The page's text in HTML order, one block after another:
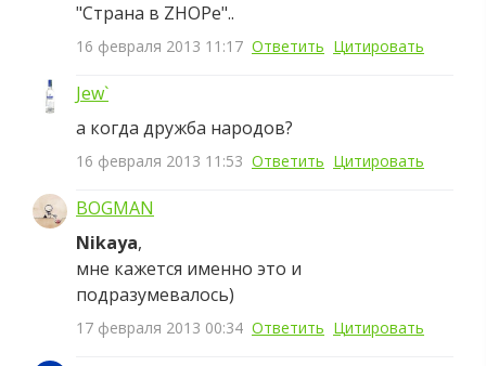
"Страна в ZHOPе"..
16 февраля 2013 11:17 Ответить Цитировать
Jew`
а когда дружба народов?
16 февраля 2013 11:53 Ответить Цитировать
BOGMAN
Nikaya,
мне кажется именно это и
подразумевалось)
17 февраля 2013 00:34 Ответить Цитировать